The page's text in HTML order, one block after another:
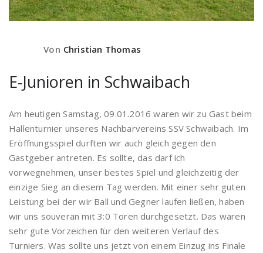
Von Christian Thomas
E-Junioren in Schwaibach
Am heutigen Samstag, 09.01.2016 waren wir zu Gast beim
Hallenturnier unseres Nachbarvereins SSV Schwaibach. Im
Eröffnungsspiel durften wir auch gleich gegen den
Gastgeber antreten. Es sollte, das darf ich
vorwegnehmen, unser bestes Spiel und gleichzeitig der
einzige Sieg an diesem Tag werden. Mit einer sehr guten
Leistung bei der wir Ball und Gegner laufen ließen, haben
wir uns souverän mit 3:0 Toren durchgesetzt. Das waren
sehr gute Vorzeichen für den weiteren Verlauf des
Turniers. Was sollte uns jetzt von einem Einzug ins Finale